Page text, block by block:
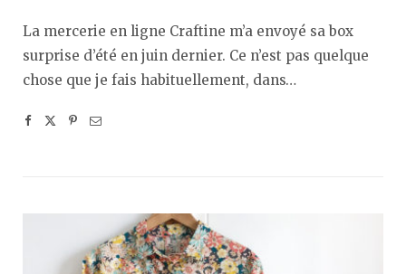
La mercerie en ligne Craftine m’a envoyé sa box
surprise d’été en juin dernier. Ce n’est pas quelque
chose que je fais habituellement, dans…